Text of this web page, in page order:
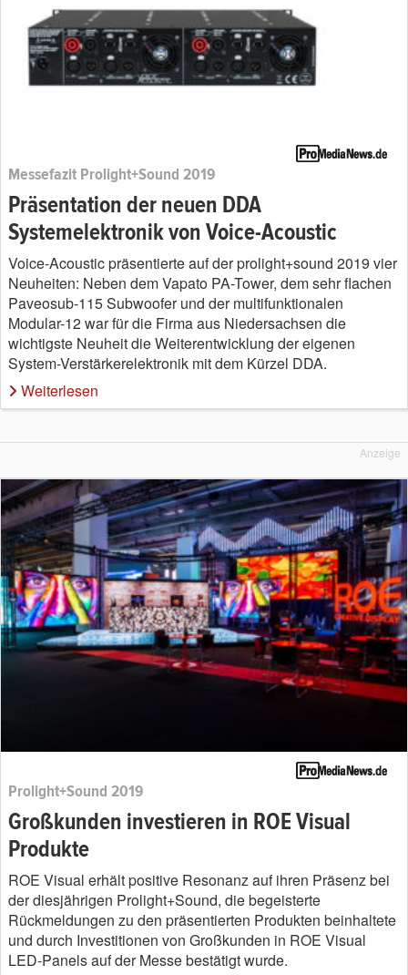
Messefazit Prolight+Sound 2019
Präsentation der neuen DDA
Systemelektronik von Voice-Acoustic
Voice-Acoustic präsentierte auf der prolight+sound 2019 vier
Neuheiten: Neben dem Vapato PA-Tower, dem sehr flachen
Paveosub-115 Subwoofer und der multifunktionalen
Modular-12 war für die Firma aus Niedersachsen die
wichtigste Neuheit die Weiterentwicklung der eigenen
System-Verstärkerelektronik mit dem Kürzel DDA.
Weiterlesen
Anzeige
Prolight+Sound 2019
Großkunden investieren in ROE Visual
Produkte
ROE Visual erhält positive Resonanz auf ihren Präsenz bei
der diesjährigen Prolight+Sound, die begeisterte
Rückmeldungen zu den präsentierten Produkten beinhaltete
und durch Investitionen von Großkunden in ROE Visual
LED-Panels auf der Messe bestätigt wurde.